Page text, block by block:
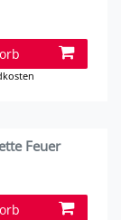
Feuer